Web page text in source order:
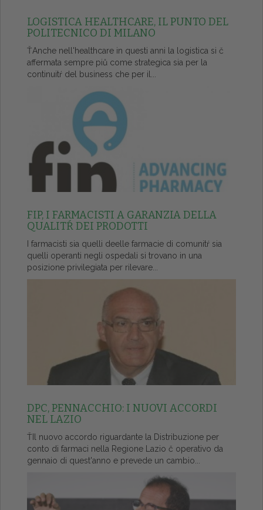
LOGISTICA HEALTHCARE, IL PUNTO DEL
POLITECNICO DI MILANO
ŤAnche nell'healthcare in questi anni la logistica si č
affermata sempre piů come strategica sia per la
continuitŕ del business che per il...
FIP, I FARMACISTI A GARANZIA DELLA
QUALITŔ DEI PRODOTTI
I farmacisti sia quelli deelle farmacie di comunitŕ sia
quelli operanti negli ospedali si trovano in una
posizione privilegiata per rilevare...
DPC, PENNACCHIO: I NUOVI ACCORDI
NEL LAZIO
ŤIl nuovo accordo riguardante la Distribuzione per
conto di farmaci nella Regione Lazio č operativo da
gennaio di quest'anno e prevede un cambio...